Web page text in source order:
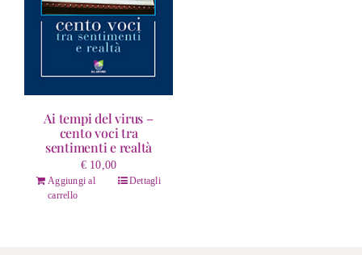
Ai tempi del virus –
cento voci tra
sentimenti e realtà
€10,00
Aggiungi al
carrello
Dettagli